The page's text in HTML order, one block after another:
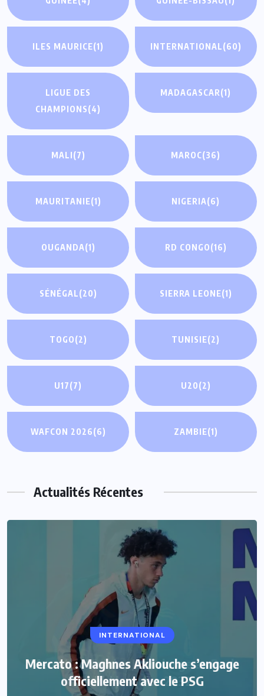
ILES MAURICE(1) INTERNATIONAL(60)
LIGUE DES
CHAMPIONS(4)
MADAGASCAR(1)
MALI(7) MAROC(36)
MAURITANIE(1) NIGERIA(6)
OUGANDA(1) RD CONGO(16)
SÉNÉGAL(20) SIERRA LEONE(1)
TOGO(2) TUNISIE(2)
U17(7) U20(2)
WAFCON 2026(6) ZAMBIE(1)
Actualités Récentes
INTERNATIONAL
Mercato : Maghnes Akliouche s’engage
officiellement avec le PSG